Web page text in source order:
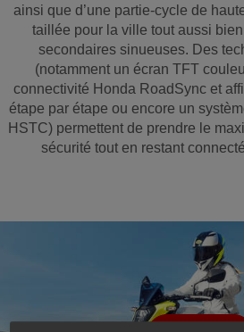
ainsi que d’une partie-cycle de
taillée pour la ville tout aussi
secondaires sinueuses. Des
(notamment un écran TFT
connectivité Honda RoadSync et
étape par étape ou encore un
HSTC) permettent de prendre le
sécurité tout en restant